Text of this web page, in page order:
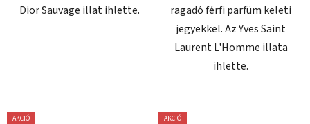
Dior Sauvage illat ihlette.
ragadó férfi parfüm keleti
jegyekkel. Az Yves Saint
Laurent L'Homme illata
ihlette.
AKCIÓ
AKCIÓ